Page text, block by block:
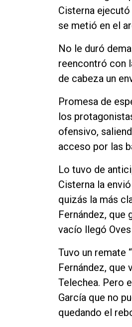
Cisterna
se metió en el
No le duró
reencontró con
de cabeza un
Promesa de
los
ofensivo,
acceso por las
Lo tuvo de
Cisterna la
quizás la más
Fernández, que
vacío llegó
Tuvo un remate
Fernández, que
Telechea. Pero
García que no
quedando el